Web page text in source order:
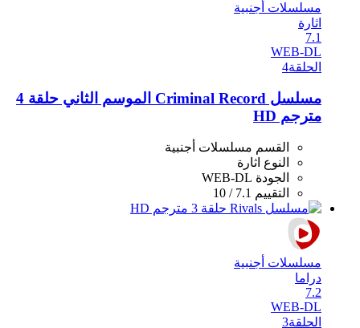
مسلسلات أجنبية
اثارة
7.1
WEB-DL
الحلقة4
مسلسل Criminal Record الموسم الثاني حلقة 4
مترجم HD
القسم مسلسلات أجنبية
النوع اثارة
الجودة WEB-DL
التقييم 7.1 / 10
مسلسلات أجنبية
دراما
7.2
WEB-DL
الحلقة3